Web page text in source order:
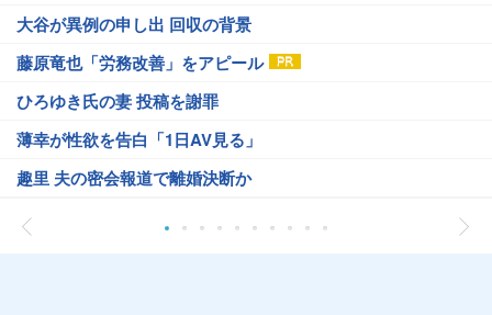
大谷が異例の申し出 回収の背景
藤原竜也「労務改善」をアピール
ひろゆき氏の妻 投稿を謝罪
薄幸が性欲を告白「1日AV見る」
趣里 夫の密会報道で離婚決断か